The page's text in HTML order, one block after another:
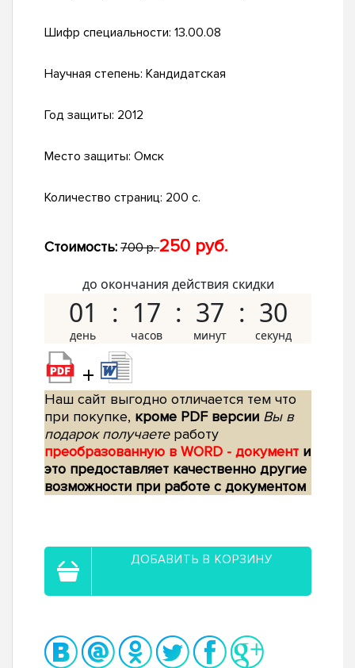
Шифр специальности: 13.00.08
Научная степень: Кандидатская
Год защиты: 2012
Место защиты: Омск
Количество страниц: 200 с.
Стоимость: 700 р.250 руб.
до окончания действия скидки
01 17 37 29
+
Наш сайт выгодно отличается тем что
при покупке, кроме PDF версии Вы в
подарок получаетеработу
преобразованную в WORD - документ и
это предоставляет качественно другие
возможности при работе с документом
ДОБАВИТЬ В КОРЗИНУ